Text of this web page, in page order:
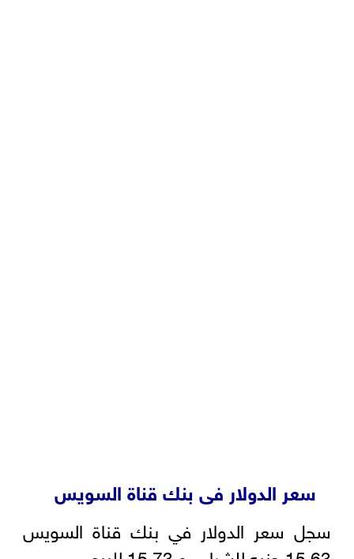
سعر الدولار فى بنك قناة السويس
سجل سعر الدولار في بنك قناة السويس